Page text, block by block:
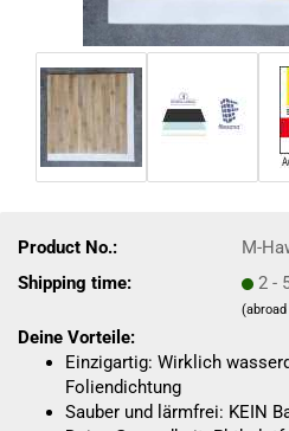
Product No.:
M-
Shipping time:
2 -
Deine Vorteile:
Einzigartig: Wirklich
Foliendichtung
Sauber und lärmfrei: KEIN